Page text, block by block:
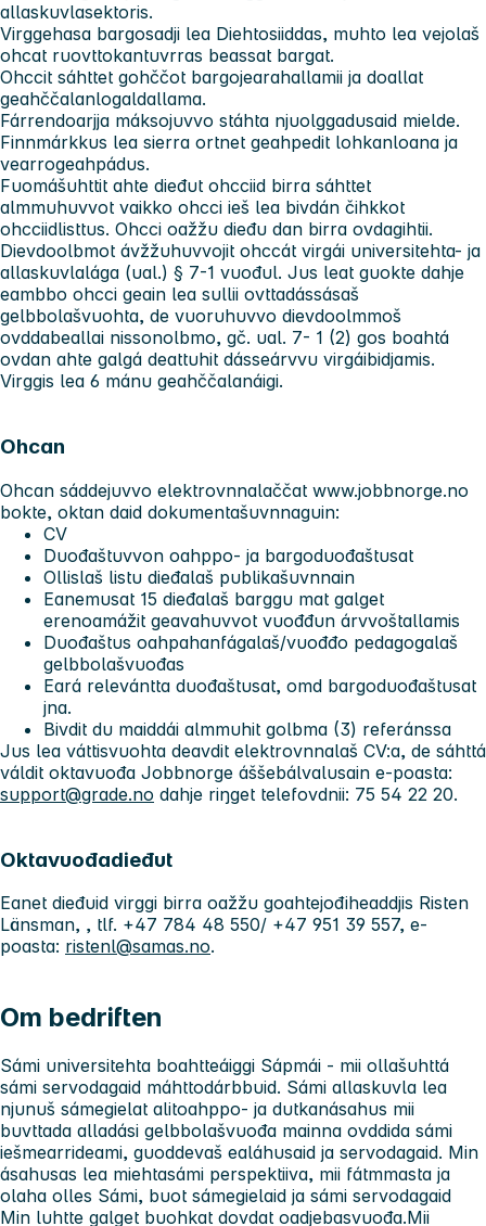
allaskuvlasektoris.
Virggehasa bargosadji lea Diehtosiiddas, muhto lea vejolaš
ohcat ruovttokantuvrras beassat bargat.
Ohccit sáhttet gohččot bargojearahallamii ja doallat
geahččalanlogaldallama.
Fárrendoarjja máksojuvvo stáhta njuolggadusaid mielde.
Finnmárkkus lea sierra ortnet geahpedit lohkanloana ja
vearrogeahpádus.
Fuomášuhttit ahte dieđut ohcciid birra sáhttet
almmuhuvvot vaikko ohcci ieš lea bivdán čihkkot
ohcciidlisttus. Ohcci oažžu dieđu dan birra ovdagihtii.
Dievdoolbmot ávžžuhuvvojit ohccát virgái universitehta- ja
allaskuvlalága (ual.) § 7-1 vuođul. Jus leat guokte dahje
eambbo ohcci geain lea sullii ovttadássásaš
gelbbolašvuohta, de vuoruhuvvo dievdoolmmoš
ovddabeallai nissonolbmo, gč. ual. 7- 1 (2) gos boahtá
ovdan ahte galgá deattuhit dásseárvvu virgáibidjamis.
Virggis lea 6 mánu geahččalanáigi.
Ohcan
Ohcan sáddejuvvo elektrovnnalaččat www.jobbnorge.no
bokte, oktan daid dokumentašuvnnaguin:
CV
Duođaštuvvon oahppo- ja bargoduođaštusat
Ollislaš listu dieđalaš publikašuvnnain
Eanemusat 15 dieđalaš barggu mat galget
erenoamážit geavahuvvot vuođđun árvvoštallamis
Duođaštus oahpahanfágalaš/vuođđo pedagogalaš
gelbbolašvuođas
Eará relevántta duođaštusat, omd bargoduođaštusat
jna.
Bivdit du maiddái almmuhit golbma (3) referánssa
Jus lea váttisvuohta deavdit elektrovnnalaš CV:a, de sáhttá
váldit oktavuođa Jobbnorge áššebálvalusain e-poasta:
support@grade.no dahje riŋget telefovdnii: 75 54 22 20.
Oktavuođadieđut
Eanet dieđuid virggi birra oažžu goahtejođiheaddjis Risten
Länsman, , tlf. +47 784 48 550/ +47 951 39 557, e-
poasta: ristenl@samas.no.
Om bedriften
Sámi universitehta boahtteáiggi Sápmái - mii ollašuhttá
sámi servodagaid máhttodárbbuid. Sámi allaskuvla lea
njunuš sámegielat alitoahppo- ja dutkanásahus mii
buvttada alladási gelbbolašvuođa mainna ovddida sámi
iešmearrideami, guoddevaš ealáhusaid ja servodagaid. Min
ásahusas lea miehtasámi perspektiiva, mii fátmmasta ja
olaha olles Sámi, buot sámegielaid ja sámi servodagaid
Min luhtte galget buohkat dovdat oadjebasvuođa.Mii